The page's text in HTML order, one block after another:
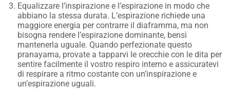
Equalizzare l’inspirazione e l’espirazione in modo che
abbiano la stessa durata. L’espirazione richiede una
maggiore energia per contrarre il diaframma, ma non
bisogna rendere l’espirazione dominante, bensì
mantenerla uguale. Quando perfezionate questo
pranayama, provate a tapparvi le orecchie con le dita per
sentire facilmente il vostro respiro interno e assicuratevi
di respirare a ritmo costante con un’inspirazione e
un’espirazione uguali.